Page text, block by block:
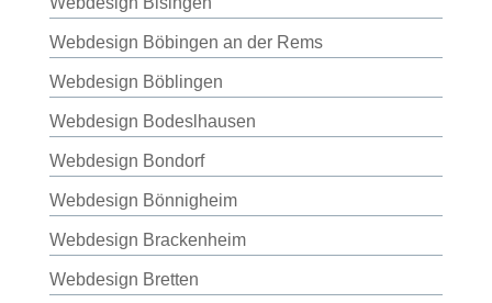
Webdesign Böbingen an der Rems
Webdesign Böblingen
Webdesign Bodeslhausen
Webdesign Bondorf
Webdesign Bönnigheim
Webdesign Brackenheim
Webdesign Bretten